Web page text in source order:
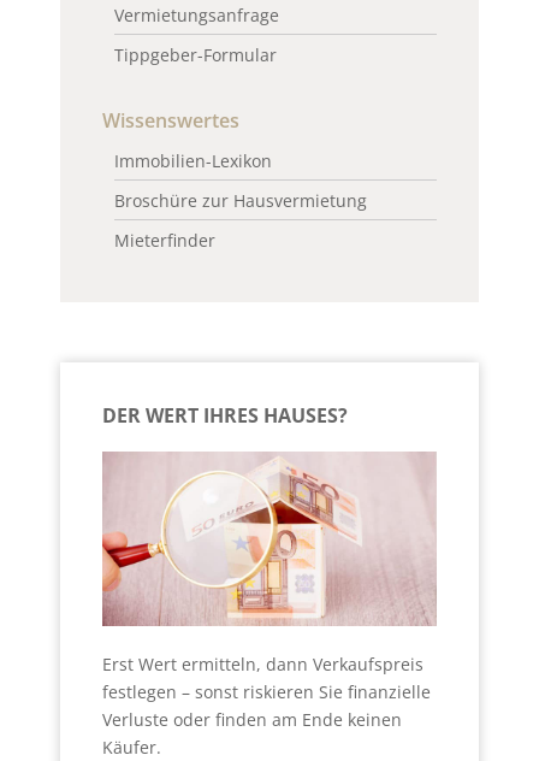
Vermietungsanfrage
Tippgeber-Formular
Wissenswertes
Immobilien-Lexikon
Broschüre zur Hausvermietung
Mieterfinder
DER WERT IHRES HAUSES?
Erst Wert ermitteln, dann Verkaufspreis
festlegen – sonst riskieren Sie finanzielle
Verluste oder finden am Ende keinen
Käufer.